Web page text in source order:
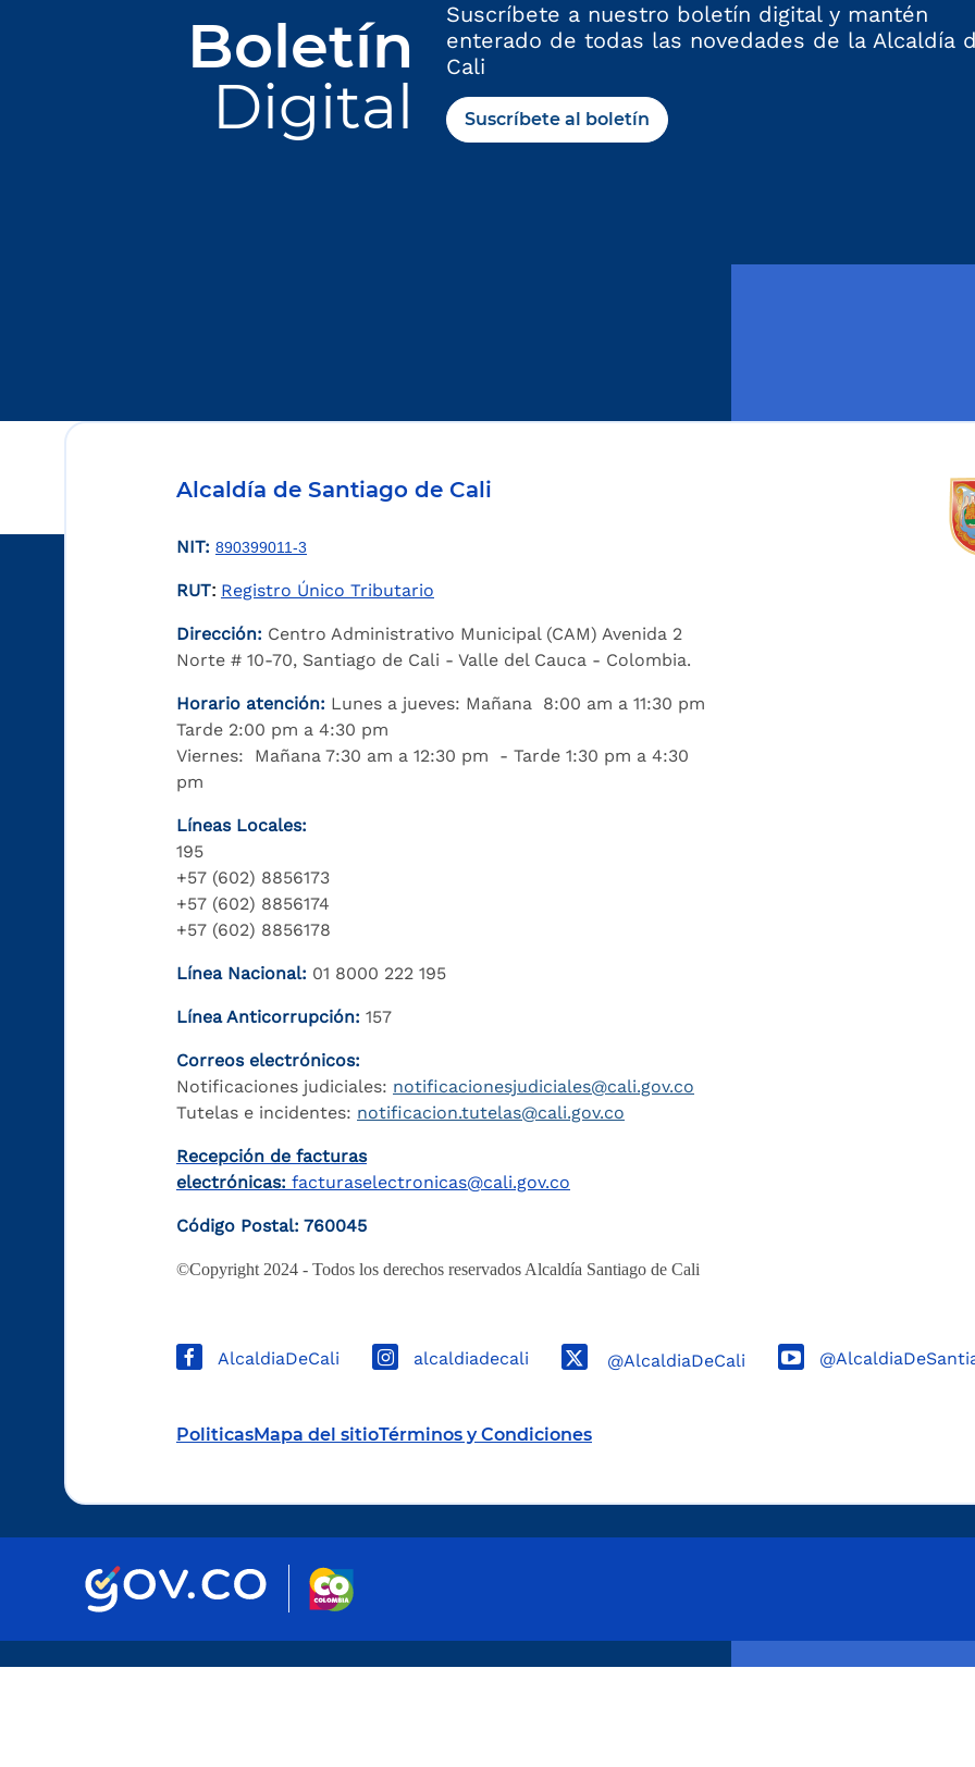
Boletín
Digital
Suscríbete a nuestro boletín digital y mantén
enterado de todas las novedades de la Alcaldía
Cali
Suscríbete al boletín
Alcaldía de Santiago de Cali
NIT: 890399011-3
RUT: Registro Único Tributario
Dirección: Centro Administrativo Municipal (CAM) Avenida 2
Norte # 10-70, Santiago de Cali - Valle del Cauca - Colombia.
Horario atención: Lunes a jueves: Mañana 8:00 am a 11:30 pm
Tarde 2:00 pm a 4:30 pm
Viernes: Mañana 7:30 am a 12:30 pm - Tarde 1:30 pm a 4:30
pm
Líneas Locales:
195
+57 (602) 8856173
+57 (602) 8856174
+57 (602) 8856178
Línea Nacional: 01 8000 222 195
Línea Anticorrupción: 157
Correos electrónicos:
Notificaciones judiciales: notificacionesjudiciales@cali.gov.co
Tutelas e incidentes: notificacion.tutelas@cali.gov.co
Recepción de facturas
electrónicas: facturaselectronicas@cali.gov.co
Código Postal: 760045
©Copyright 2024 - Todos los derechos reservados Alcaldía Santiago de Cali
AlcaldiaDeCali alcaldiadecali @AlcaldiaDeCali
PoliticasMapa del sitioTérminos y Condiciones